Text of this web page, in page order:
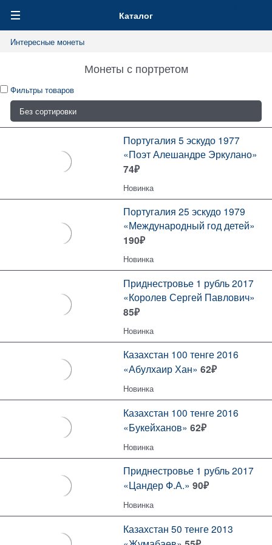
Каталог
Интересные монеты
Монеты с портретом
Фильтры товаров
Португалия 5 эскудо 1977
«Поэт Алешандре Эркулано»
74₽
Новинка
Португалия 25 эскудо 1979
«Международный год детей»
190₽
Новинка
Приднестровье 1 рубль 2017
«Королев Сергей Павлович»
85₽
Новинка
Казахстан 100 тенге 2016
«Абулхаир Хан» 62₽
Новинка
Казахстан 100 тенге 2016
«Букейханов» 62₽
Новинка
Приднестровье 1 рубль 2017
«Цандер Ф.А.» 90₽
Новинка
Казахстан 50 тенге 2013